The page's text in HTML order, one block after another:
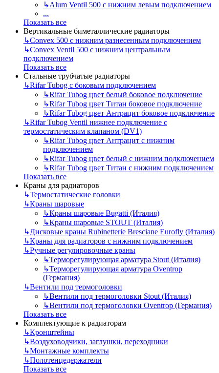
↳Alum Ventil 500 с нижним левым подключением
...
Показать все
Вертикальные биметаллические радиаторы
↳Convex 500 с нижним разнесенным подключением
↳Convex Ventil 500 с нижним центральным
подключением
Показать все
Стальные трубчатые радиаторы
↳Rifar Tubog с боковым подключением
↳Rifar Tubog цвет белый боковое подключение
↳Rifar Tubog цвет Титан боковое подключение
↳Rifar Tubog цвет Антрацит боковое подключение
↳Rifar Tubog Ventil нижнее подключение с
термостатическим клапаном (DV1)
↳Rifar Tubog цвет Антрацит с нижним
подключением
↳Rifar Tubog цвет белый с нижним подключением
↳Rifar Tubog цвет Титан с нижним подключением
Показать все
Краны для радиаторов
↳Термостатические головки
↳Краны шаровые
↳Краны шаровые Bugatti (Италия)
↳Краны шаровые STOUT (Италия)
↳Дисковые краны Rubinetterie Bresciane Eurofly (Италия)
↳Краны для радиаторов с нижним подключением
↳Ручные регулировочные краны
↳Терморегулирующая арматура Stout (Италия)
↳Терморегулирующая арматура Oventrop
(Германия)
↳Вентили под термоголовки
↳Вентили под термоголовки Stout (Италия)
↳Вентили под термоголовки Oventrop (Германия)
Показать все
Комплектующие к радиаторам
↳Кронштейны
↳Воздуховодчики, заглушки, переходники
↳Монтажные комплекты
↳Полотенцедержатели
Показать все